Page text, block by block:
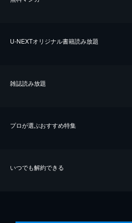
U-NEXTオリジナル書籍読み放題
雑誌読み放題
プロが選ぶおすすめ特集
いつでも解約できる